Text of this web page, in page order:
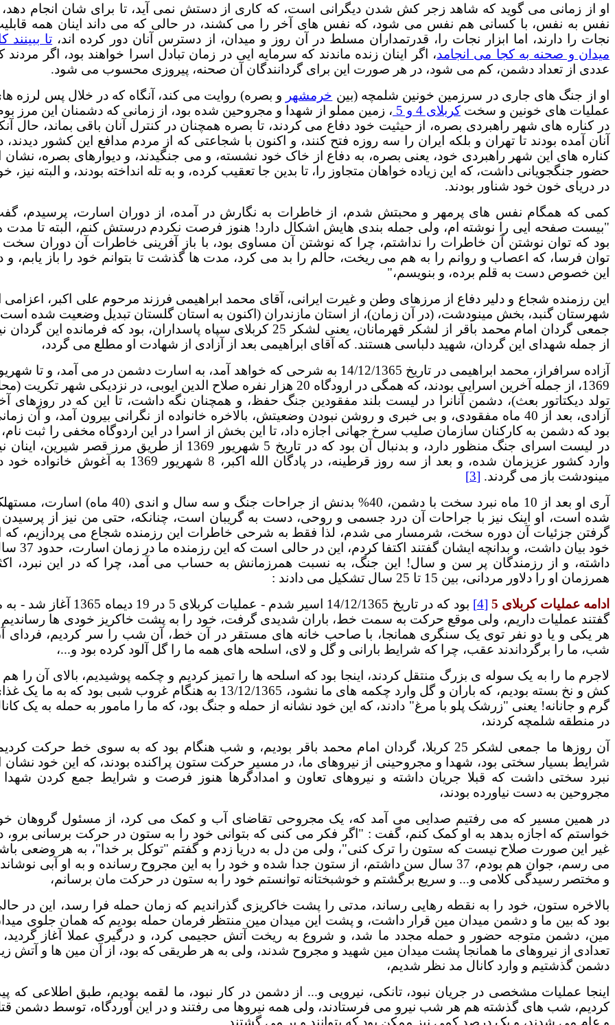
او از زمانی می گوید که شاهد زجر کش شدن دیگرانی است، که کاری از دستش نمی آید، تا برای شان انجام دهد،
نفس به نفس، با کسانی هم نفس می شود، که نفس های آخر را می کشند، در حالی که می داند اینان همه
نجات را دارند، اما ابزار نجات را، قدرتمداران مسلط در آن روز و میدان، از دسترس آنان دور کرده اند، تا ببینند
میدان و صحنه به کجا می انجامد، اگر اینان زنده ماندند که سرمایه ایی در زمان تبادل اسرا خواهند بود، اگر مردند
عددی از تعداد دشمن، کم می شود، در هر صورت این برای گردانندگان آن صحنه، پیروزی محسوب می شود.
او از جنگ های جاری در سرزمین خونین شلمچه (بین خرمشهر و بصره) روایت می کند، آنگاه که در خلال پس لرزه
عملیات های خونین و سخت کربلای 4 و 5
، زمین مملو از شهدا و مجروحین شده بود، از زمانی که دشمنان این مرز
در کناره های شهر راهبردی بصره، از حیثیت خود دفاع می کردند، تا بصره همچنان در کنترل آنان باقی بماند، حال
آنان آمده بودند تا تهران و بلکه ایران را سه روزه فتح کنند، و اکنون با شجاعتی که از مردم مدافع این کشور دیدند،
کناره های این شهر راهبردی خود، یعنی بصره، به دفاع از خاک خود نشسته، و می جنگیدند، و دیوارهای بصره، نشان
حضور جنگجویانی داشت، که این زیاده خواهان متجاوز را، تا بدین جا تعقیب کرده، و به تله انداخته بودند، و البته نیز،
در دریای خون خود شناور بودند.
کمی که همگام نفس های پرمهر و محبتش شدم، از خاطرات به نگارش در آمده، از دوران اسارت، پرسیدم،
"بیست صفحه ایی را نوشته ام، ولی جمله بندی هایش اشکال دارد! هنوز فرصت نکردم درستش کنم، البته تا مدت
بود که توان نوشتن آن خاطرات را نداشتم، چرا که نوشتن آن مساوی بود، با باز آفرینی خاطرات آن دوران سخت
توان فرسا، که اعصاب و روانم را به هم می ریخت، حالم را بد می کرد، مدت ها گذشت تا بتوانم خود را باز یابم، و
این خصوص دست به قلم برده، و بنویسم،"
این رزمنده شجاع و دلیر دفاع از مرزهای وطن و غیرت ایرانی، آقای محمد ابراهیمی فرزند مرحوم علی اکبر، اعزامی
شهرستان گنبد، بخش مینودشت، (در آن زمان)، از استان مازندران (اکنون به استان گلستان تبدیل وضعیت شده
جمعی گردان امام محمد باقر از لشکر قهرمانان، یعنی لشکر 25 کربلای سپاه پاسداران، بود که فرمانده این گردان
از جمله شهدای این گردان، شهید دلباسی هستند. که آقای ابراهیمی بعد از آزادی از شهادت او مطلع می گردد،
آزاده سرافراز، محمد ابراهیمی در تاریخ 14/12/1365 به شرحی که خواهد آمد، به اسارت دشمن در می آمد، و تا
1369، از جمله آخرین اسرایی بودند، که همگی در ارودگاه 20 هزار نفره صلاح الدین ایوبی، در نزدیکی شهر تکریت
تولد دیکتاتور بعث)، دشمن آنانرا در لیست بلند مفقودین جنگ حفظ، و همچنان نگه داشت، تا این که در روزهای
آزادی، بعد از 40 ماه مفقودی، و بی خبری و روشن نبودن وضعیتش، بالاخره خانواده از نگرانی بیرون آمد، و آن
بود که دشمن به کارکنان سازمان صلیب سرخ جهانی اجازه داد، تا این بخش از اسرا در این اردوگاه مخفی را ثبت
در لیست اسرای جنگ منظور دارد، و بدنبال آن بود که در تاریخ 5 شهریور 1369 از طریق مرز قصر شیرین،
وارد کشور عزیزمان شده، و بعد از سه روز قرطینه، در پادگان الله اکبر، 8 شهریور 1369 به آغوش خانواده
مینودشت باز می گردند. [3]
آری او بعد از 10 ماه نبرد سخت با دشمن، 40% بدنش از جراحات جنگ و سه سال و اندی (40 ماه)
شده است، او اینک نیز با جراحات آن درد جسمی و روحی، دست به گریبان است، چنانکه، حتی من نیز از پرسیدن
گرفتن جزئیات آن دوره سخت، شرمسار می شدم، لذا فقط به شرحی خاطرات این رزمنده شجاع می پردازیم، که
خود بیان داشت، و بدانچه ایشان گفتند اکتفا کردم، این در حالی
داشته، و از رزمندگان پر سن و سال! این جنگ، به نسبت همرزمانش به حساب می آمد، چرا که در این نبرد،
همرزمان او را دلاور مردانی، بین 15 تا 25 سال تشکیل می دادند :
ادامه عملیات کربلای 5
[4]
بود که در تاریخ 14/12/1365 اسیر شدم - عملیات کربلای 5 در 19 دیماه 1365
گفتند عملیات داریم، ولی موقع حرکت به سمت خط، باران شدیدی گرفت، خود را به پشت خاکریز خودی ها رساندیم
هر یکی و یا دو نفر توی یک سنگری همانجا، با صاحب خانه های مستقر در آن خط، آن شب را سر کردیم، فردای
شب، ما را برگرداندند عقب، چرا که شرایط بارانی و گل و لای، اسلحه های همه ما را گل آلود کرده بود و...،
لاجرم ما را به یک سوله ی بزرگ منتقل کردند، اینجا بود که اسلحه ها را تمیز کردیم و چکمه پوشیدیم، بالای آن را هم
کش و نخ بسته بودیم، که باران و گل وارد چکمه های ما نشود، 13/12/1365 به هنگام غروب شبی بود که به ما یک
گرم و جانانه! یعنی "زرشک پلو با مرغ" دادند، که این خود نشانه از حمله و جنگ بود، که ما را مامور به حمله به یک
در منطقه شلمچه کردند،
آن روزها ما جمعی لشکر 25 کربلا، گردان امام محمد باقر بودیم، و شب هنگام بود که به سوی خط حرکت
شرایط بسیار سختی بود، شهدا و مجروحینی از نیروهای ما، در مسیر حرکت ستون پراکنده بودند، که این خود نشان
نبرد سختی داشت که قبلا جریان داشته و نیروهای تعاون و امدادگرها هنوز فرصت و شرایط جمع کردن شهدا
مجروحین به دست نیاورده بودند،
در همین مسیر که می رفتیم صدایی می آمد که، یک مجروحی تقاضای آب و کمک می کرد، از مسئول گروهان
خواستم که اجازه بدهد به او کمک کنم، گفت : "اگر فکر می کنی که بتوانی خود را به ستون در حرکت برسانی برو،
غیر این صورت صلاح نیست که ستون را ترک کنی"، ولی من دل به دریا زدم و گفتم "توکل بر خدا"، به هر وضعی
می رسم، جوان هم بودم، 37 سال سن داشتم، از ستون جدا شده و خود را به این مجروح رسانده و به او آبی
و مختصر رسیدگی کلامی و... و سریع برگشتم و خوشبختانه توانستم خود را به ستون در حرکت مان برسانم،
بالاخره ستون، خود را به نقطه رهایی رساند، مدتی را پشت خاکریزی گذراندیم که زمان حمله فرا رسد، این در
بود که بین ما و دشمن میدان مین قرار داشت، و پشت این میدان مین منتظر فرمان حمله بودیم که همان جلوی
مین، دشمن متوجه حضور و حمله مجدد ما شد، و شروع به ریخت آتش حجیمی کرد، و درگیری عملا آغاز گردید،
تعدادی از نیروهای ما همانجا پشت میدان مین شهید و مجروح شدند، ولی به هر طریقی که بود، از آن مین ها و آتش
دشمن گذشتیم و وارد کانال مد نظر شدیم،
اینجا عملیات مشخصی در جریان نبود، تانکی، نیرویی و... از دشمن در کار نبود، ما لقمه بودیم، طبق اطلاعی که
کردیم، شب های گذشته هم هر شب نیرو می فرستادند، ولی همه نیروها می رفتند و در این آوردگاه، توسط دشمن
و عام می شدند، و یک درصد کمی نیز ممکن بود که بتوانند و بر می گشتند.